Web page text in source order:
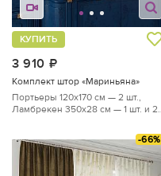
3 910
КУПИТЬ
Комплект штор «Мариньяна»
Портьеры 120х170 см — 2 шт.,
Ламбрекен 350х28 см — 1 шт. и 2
-66%